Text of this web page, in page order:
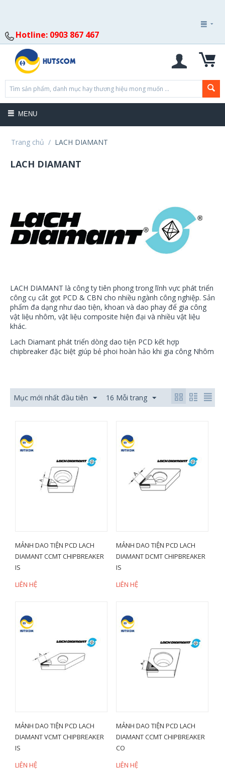
Hotline: 0903 867 467
MENU
Trang chủ / LACH DIAMANT
LACH DIAMANT
LACH DIAMANT là công ty tiên phong trong lĩnh vực phát triển
công cụ cắt gọt PCD & CBN cho nhiều ngành công nghiệp. Sản
phẩm đa dạng như dao tiện, khoan và dao phay để gia công
vật liệu nhôm, vật liệu composite hiện đại và nhiều vật liệu
khác.
Lach Diamant phát triển dòng dao tiện PCD kết hợp
chipbreaker đặc biệt giúp bẻ phoi hoàn hảo khi gia công Nhôm
Mục mới nhất đầu tiên 16 Mỗi trang
MẢNH DAO TIỆN PCD LACH
DIAMANT CCMT CHIPBREAKER
IS
LIÊN HỆ
MẢNH DAO TIỆN PCD LACH
DIAMANT DCMT CHIPBREAKER
IS
LIÊN HỆ
MẢNH DAO TIỆN PCD LACH
DIAMANT VCMT CHIPBREAKER
IS
LIÊN HỆ
MẢNH DAO TIỆN PCD LACH
DIAMANT CCMT CHIPBREAKER
CO
LIÊN HỆ